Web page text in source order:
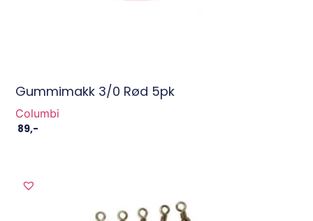
Gummimakk 3/0 Rød 5pk
Columbi
89,-